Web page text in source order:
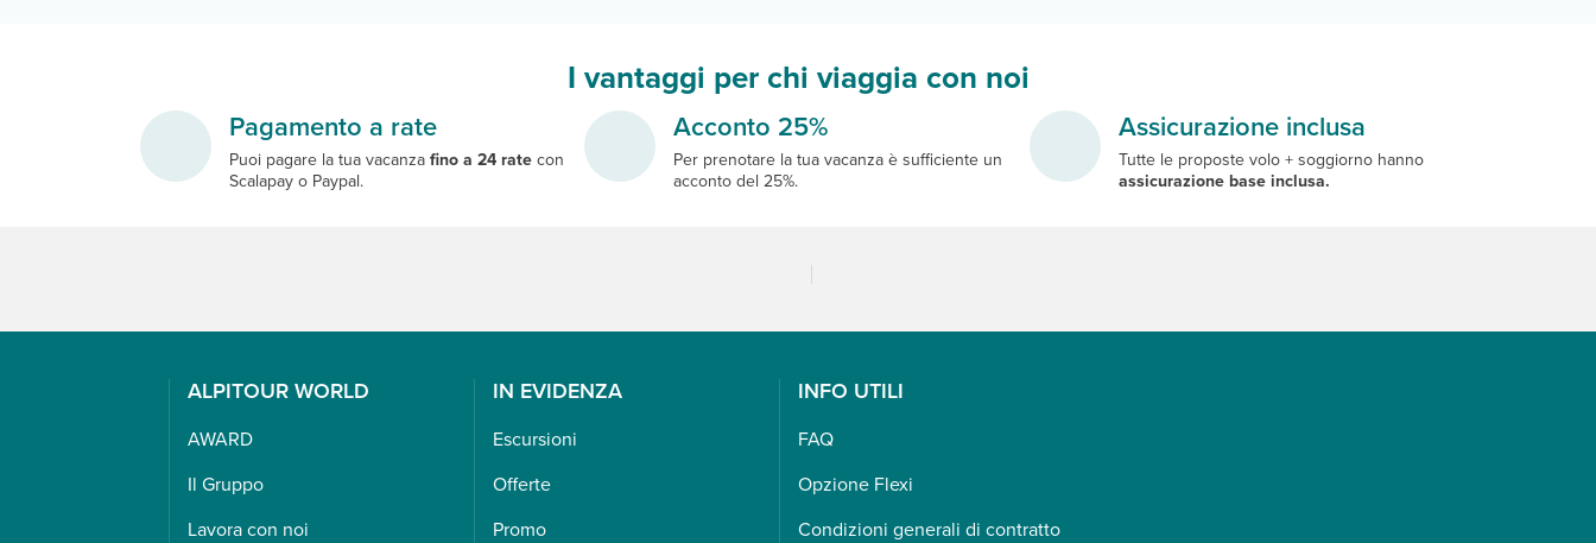
I vantaggi per chi viaggia con noi
Pagamento a rate
Puoi pagare la tua vacanza fino a 24 rate con
Scalapay o Paypal.
Acconto 25%
Per prenotare la tua vacanza è sufficiente un
acconto del 25%.
Assicurazione inclusa
Tutte le proposte volo + soggiorno hanno
assicurazione base inclusa.
ALPITOUR WORLD
AWARD
Il Gruppo
Lavora con noi
IN EVIDENZA
Escursioni
Offerte
Promo
INFO UTILI
FAQ
Opzione Flexi
Condizioni generali di contratto